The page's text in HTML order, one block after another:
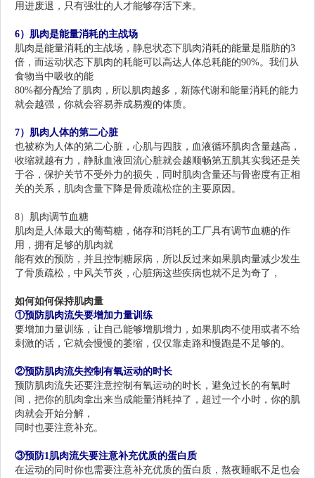
用进废退，只有强壮的 人才能够存活下来。
6） 肌肉是能量消耗的主战场
肌肉是能量消耗的主战场，静息状态下肌肉消耗的能量是脂肪的3
倍，而运动状态下肌肉的耗能可以高达人体总耗能的90%。我们从
食物当中吸收的能
80%都分配给了肌肉，所以肌肉越多，新陈代谢和能量消耗的能力
就会越强，你就会容易养成易瘦的体质。
7） 肌肉人体的第二心脏
也被称为 人体的第二心脏， 心肌与四肢，血液循环肌肉含量越高，
收缩就越有力，静脉血液回流心脏就会越顺畅第五肌其实我还是关
于谷，保护关节不受外力的损失，同时肌肉含量还与骨密度有正相
关的关系，肌肉含量下降是骨质疏松症的主要原因。
8） 肌肉调节血糖
肌肉是人体最大的葡萄糖，储存和消耗的工厂具有调节血糖的作
用，拥有足够的肌肉就
能有效的预防，并且控制糖尿病，所以反过来如果肌肉量减少发生
了骨质疏松，中风关节炎，心脏病这些疾病也就不足为奇了，
如何如何保持肌肉量
①预防肌肉流失要增加力量训练
要增加力量训练，让自己能够增肌增力，如果肌肉不使用或者不给
刺激的话，它就会慢慢的萎缩，仅仅靠走路和慢跑是不足够的。
②预防肌肉流失控制有氧运动的时长
预防肌肉流失还要注意控制有氧运动的时长，避免过长的有氧时
间，把你的肌肉拿出来当成能量消耗掉了，超过一个小时，你的肌
肉就会开始分解，
同时也要注意补充。
③预防1肌肉流失要注意补充优质的蛋白质
在运动的同时你也需要注意补充优质的蛋白质，熬夜睡眠不足也会